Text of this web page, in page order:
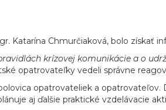
Katarína Chmurčiaková, bolo
krízovej komunikácie a o
opatrovateľky vedeli správne
opatrovateliek a
aj ďalšie praktické vzdelávacie